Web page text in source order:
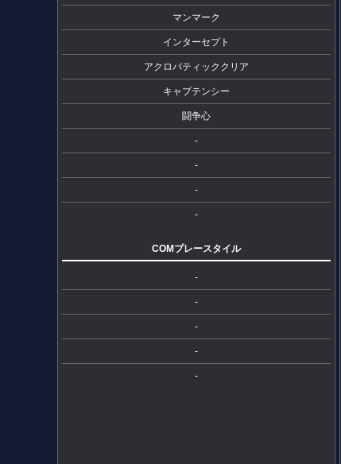
マンマーク
インターセプト
アクロバティッククリア
キャプテンシー
闘争心
-
-
-
-
COMプレースタイル
-
-
-
-
-